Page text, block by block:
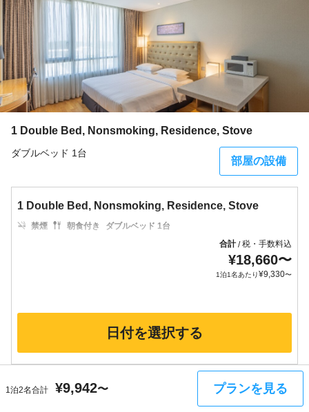
1泊2名合計 ¥9,942〜 プランを見る
1 Double Bed, Nonsmoking, Residence, Stove
ダブルベッド 1台
部屋の設備
1 Double Bed, Nonsmoking, Residence, Stove
禁煙 朝食付き
ダブルベッド 1台
合計/税・手数料込
¥18,660〜
1泊1名あたり¥9,330〜
日付を選択する